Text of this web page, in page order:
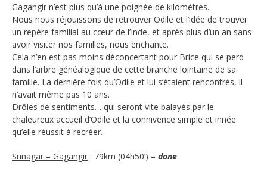
Gagangir n’est plus qu’à une poignée de kilomètres.
Nous nous réjouissons de retrouver Odile et l’idée de trouver
un repère familial au cœur de l’Inde, et après plus d’un an sans
avoir visiter nos familles, nous enchante.
Cela n’en est pas moins déconcertant pour Brice qui se perd
dans l’arbre généalogique de cette branche lointaine de sa
famille. La dernière fois qu’Odile et lui s’étaient rencontrés, il
n’avait même pas 10 ans.
Drôles de sentiments… qui seront vite balayés par le
chaleureux accueil d’Odile et la connivence simple et innée
qu’elle réussit à recréer.
Srinagar – Gagangir : 79km (04h50’) – done